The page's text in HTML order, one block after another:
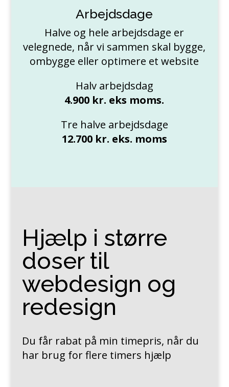
Arbejdsdage
Halve og hele arbejdsdage er
velegnede, når vi sammen skal bygge,
ombygge eller optimere et website
Halv arbejdsdag
4.900 kr. eks moms.
Tre halve arbejdsdage
12.700 kr. eks. moms
Hjælp i større
doser til
webdesign og
redesign
Du får rabat på min timepris, når du
har brug for flere timers hjælp